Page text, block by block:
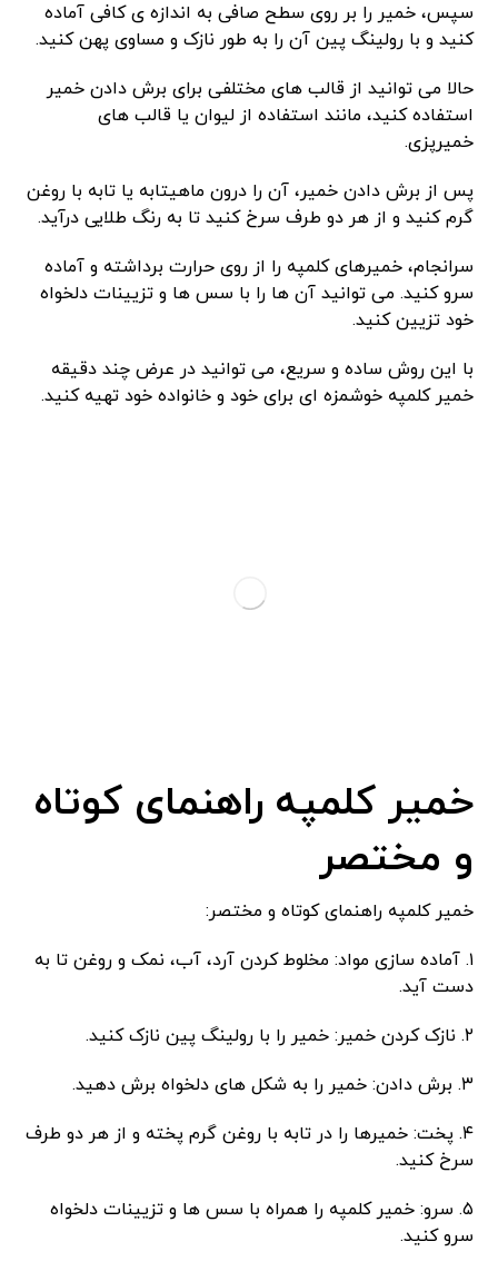
سپس، خمیر را بر روی سطح صافی به اندازه ی کافی آماده
کنید و با رولینگ پین آن را به طور نازک و مساوی پهن کنید.
حالا می توانید از قالب های مختلفی برای برش دادن خمیر
استفاده کنید، مانند استفاده از لیوان یا قالب های
خمیرپزی.
پس از برش دادن خمیر، آن را درون ماهیتابه یا تابه با روغن
گرم کنید و از هر دو طرف سرخ کنید تا به رنگ طلایی درآید.
سرانجام، خمیرهای کلمپه را از روی حرارت برداشته و آماده
سرو کنید. می توانید آن ها را با سس ها و تزیینات دلخواه
خود تزیین کنید.
با این روش ساده و سریع، می توانید در عرض چند دقیقه
خمیر کلمپه خوشمزه ای برای خود و خانواده خود تهیه کنید.
خمیر کلمپه راهنمای کوتاه
و مختصر
خمیر کلمپه راهنمای کوتاه و مختصر:
۱. آماده سازی مواد: مخلوط کردن آرد، آب، نمک و روغن تا به
دست آید.
۲. نازک کردن خمیر: خمیر را با رولینگ پین نازک کنید.
۳. برش دادن: خمیر را به شکل های دلخواه برش دهید.
۴. پخت: خمیرها را در تابه با روغن گرم پخته و از هر دو طرف
سرخ کنید.
۵. سرو: خمیر کلمپه را همراه با سس ها و تزیینات دلخواه
سرو کنید.